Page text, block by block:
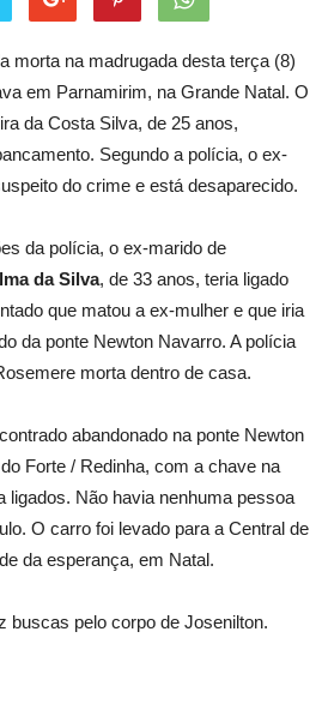
morta na madrugada desta terça (8)
em Parnamirim, na Grande Natal. O
da Costa Silva, de 25 anos,
Segundo a polícia, o ex-
do crime e está desaparecido.
da polícia, o ex-marido de
da Silva, de 33 anos, teria ligado
que matou a ex-mulher e que iria
da ponte Newton Navarro. A polícia
morta dentro de casa.
abandonado na ponte Newton
Forte / Redinha, com a chave na
ligados. Não havia nenhuma pessoa
O carro foi levado para a Central de
da esperança, em Natal.
buscas pelo corpo de Josenilton.